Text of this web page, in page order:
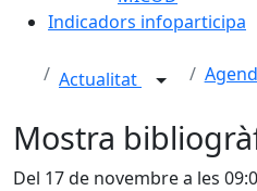
Indicadors infoparticipa
Actualitat
Mostra
Del 17 de novembre a les